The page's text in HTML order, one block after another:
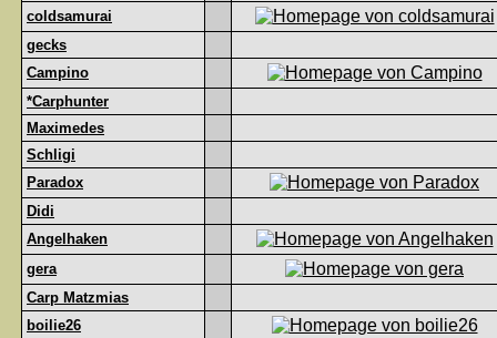
coldsamurai
gecks
Campino
*Carphunter
Maximedes
Schligi
Paradox
Didi
Angelhaken
gera
Carp Matzmias
boilie26